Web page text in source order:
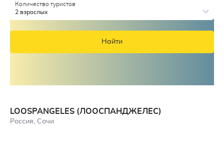
Количество туристов
2 взрослых
Найти
LOOSPANGELES (ЛООСПАНДЖЕЛЕС)
Россия, Сочи